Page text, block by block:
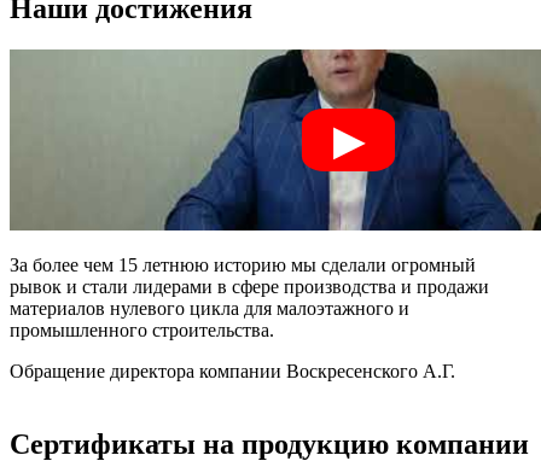
Наши достижения
За более чем 15 летнюю историю мы сделали огромный
рывок и стали лидерами в сфере производства и продажи
материалов нулевого цикла для малоэтажного и
промышленного строительства.
Обращение директора компании Воскресенского А.Г.
Сертификаты на продукцию компании